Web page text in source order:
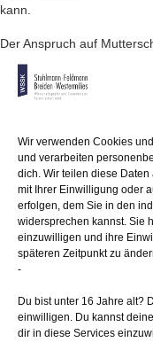
Wir verwenden Cookies
und verarbeiten
dich. Wir teilen diese
mit Ihrer Einwilligung oder
erfolgen, dem Sie in den
widersprechen kannst. Sie
einzuwilligen und ihre
späteren Zeitpunkt zu
-
Du bist unter 16 Jahre alt?
einwilligen. Du kannst
dir in diese Services
kann.
Der Anspruch auf
(MuSchG) besteht
grundsätzlich, wenn allein
Beschäftigungsverbot
Begründung
eines Anspruchs nach
Bescheinigung
über das
Das MuSchG hindert
darzulegen, die
den Schluss zulassen,
tatsächlichen
Profils im
Internet-Portal XING stellt